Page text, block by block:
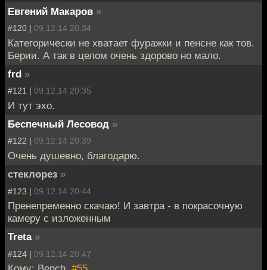
Евгений Макаров »
#120 | 09.12.14 20:34
Категорически не хватает фуражки и пенсне как тов.
Берии. А так в целом очень здорово но мало.
frd »
#121 | 09.12.14 20:35
И тут эхо.
Беспечный Лесовод »
#122 | 09.12.14 20:39
Очень душевно, благодарю.
стеклорез »
#123 | 09.12.14 20:44
Пренепременно скачаю! И завтра - в покрасочную
камеру с изложенным
Treta »
#124 | 09.12.14 20:47